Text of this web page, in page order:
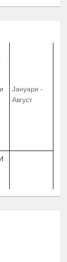
Август